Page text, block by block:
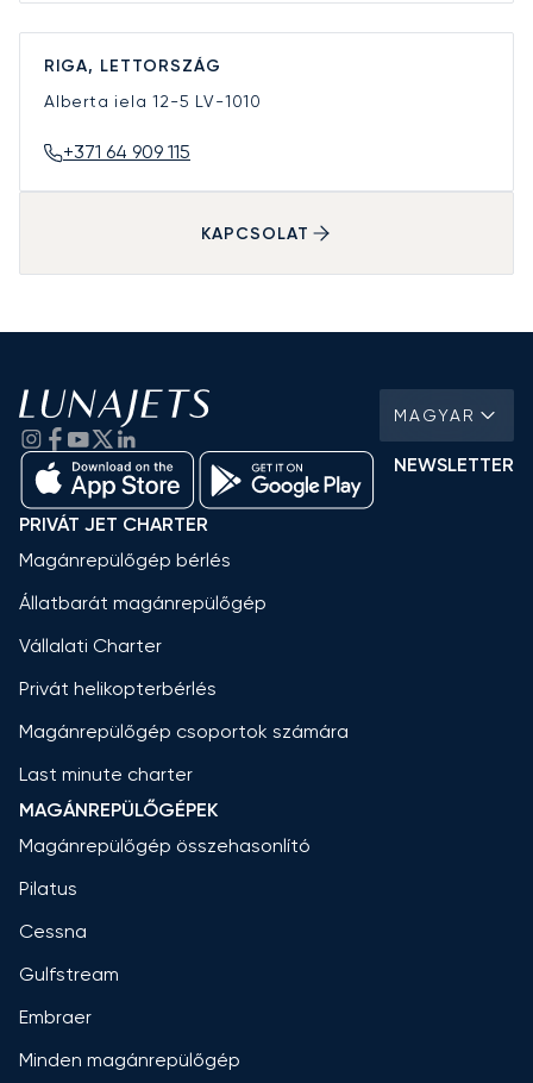
RIGA, LETTORSZÁG
Alberta iela 12-5 LV-1010
+371 64 909 115
KAPCSOLAT
MAGYAR
NEWSLETTER
PRIVÁT JET CHARTER
Magánrepülőgép bérlés
Állatbarát magánrepülőgép
Vállalati Charter
Privát helikopterbérlés
Magánrepülőgép csoportok számára
Last minute charter
MAGÁNREPÜLŐGÉPEK
Magánrepülőgép összehasonlító
Pilatus
Cessna
Gulfstream
Embraer
Minden magánrepülőgép